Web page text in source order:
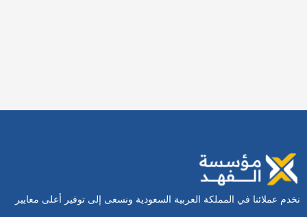
نخدم عملائنا في المملكة العربية السعودية ونسعى إلى توفير أعلى معايير